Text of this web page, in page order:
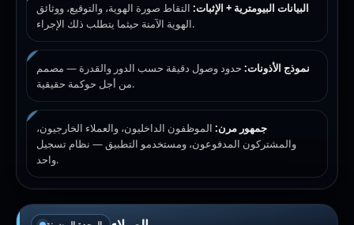
البيانات البيومترية + الإثبات: التقاط صورة الهوية، والتوقيع، ووثائق
الهوية الآمنة حيثما يتطلب ذلك الإجراء.
نموذج الأذونات: حدود وصول دقيقة حسب الدور والقدرة — مصمم
من أجل حوكمة حقيقية.
جمهور مرن: الموظفون الداخليون، والعملاء الخارجيون،
والمشتركون المدفوعون، ومستخدمو التطبيق — نظام تسجيل
واحد.